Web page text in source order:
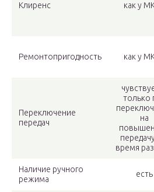
Клиренс как у
Ремонтопригодность как у
Переключение
передач
только
на
время
Наличие ручного
режима
есть